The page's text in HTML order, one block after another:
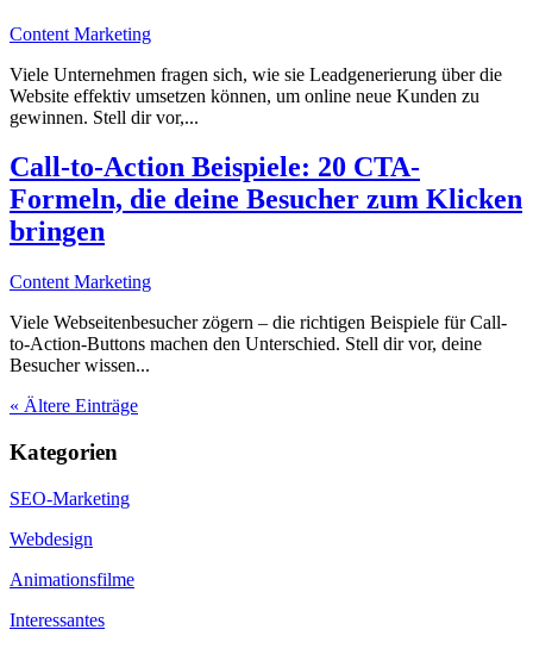
Content Marketing
Viele Unternehmen fragen sich, wie sie Leadgenerierung über die
Website effektiv umsetzen können, um online neue Kunden zu
gewinnen. Stell dir vor,...
Call-to-Action Beispiele: 20 CTA-
Formeln, die deine Besucher zum Klicken
bringen
Content Marketing
Viele Webseitenbesucher zögern – die richtigen Beispiele für Call-
to-Action-Buttons machen den Unterschied. Stell dir vor, deine
Besucher wissen...
« Ältere Einträge
Kategorien
SEO-Marketing
Webdesign
Animationsfilme
Interessantes